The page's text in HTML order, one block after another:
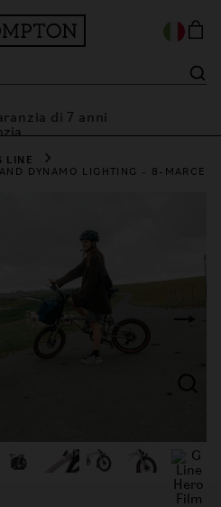
di 7 anni
LINE
DYNAMO LIGHTING - 8-MARCE